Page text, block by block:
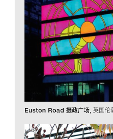
Euston Road 摄政广场 英国伦